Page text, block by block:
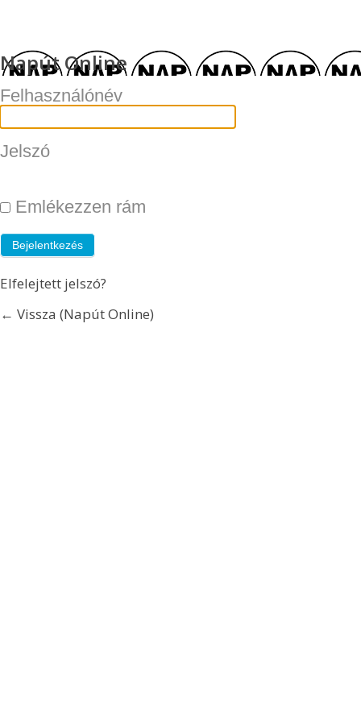
Napút Online
Felhasználónév
Jelszó
Emlékezzen rám
Elfelejtett jelszó?
← Vissza (Napút Online)